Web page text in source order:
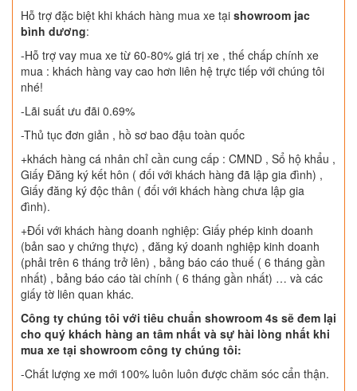
Hỗ trợ đặc biệt khi khách hàng mua xe tại showroom jac
bình dương:
-Hỗ trợ vay mua xe từ 60-80% giá trị xe , thế chấp chính xe
mua : khách hàng vay cao hơn liên hệ trực tiếp với chúng tôi
nhé!
-Lãi suất ưu đãi 0.69%
-Thủ tục đơn giản , hồ sơ bao đậu toàn quốc
+khách hàng cá nhân chỉ cần cung cấp : CMND , Sổ hộ khẩu ,
Giấy Đăng ký kết hôn ( đối với khách hàng đã lập gia đình) ,
Giấy đăng ký độc thân ( đối với khách hàng chưa lập gia
đình).
+Đối với khách hàng doanh nghiệp: Giấy phép kinh doanh
(bản sao y chứng thực) , đăng ký doanh nghiệp kinh doanh
(phải trên 6 tháng trở lên) , bảng báo cáo thuế ( 6 tháng gần
nhất) , bảng báo cáo tài chính ( 6 tháng gần nhất) … và các
giấy tờ liên quan khác.
Công ty chúng tôi với tiêu chuẩn showroom 4s sẽ đem lại
cho quý khách hàng an tâm nhất và sự hài lòng nhất khi
mua xe tại showroom công ty chúng tôi:
-Chất lượng xe mới 100% luôn luôn được chăm sóc cẩn thận.